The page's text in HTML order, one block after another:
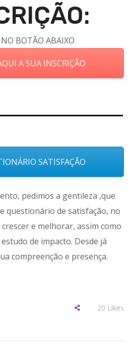
BOTÃO ABAIXO
A SUA INSCRIÇÃO
SATISFAÇÃO
pedimos a gentileza ,que
questionário de satisfação, no
e melhorar, assim como
de impacto. Desde já
compreenção e presença.
20 Likes